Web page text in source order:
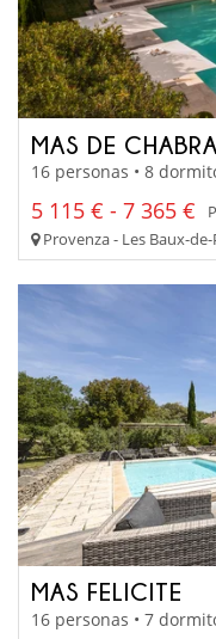
MAS DE
16 personas • 8
5 115 € - 7 365 €
Provenza - Les Baux-
MAS FELICITE
16 personas • 7